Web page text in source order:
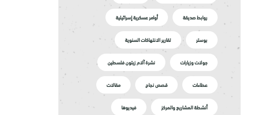
روابط صديقة أوامر عسكرية إسرائيلية
بوستر تقارير الانتهاكات السنوية
جولات وزيارات نشرة آلام زيتون فلسطين
عطاءات قصص نجاح مقالات
أنشطة المشاريع والمركز فيديوها